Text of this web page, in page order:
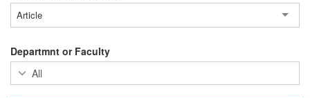
Article
Departmnt or Faculty